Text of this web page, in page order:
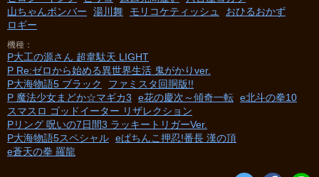
山ちゃんボンバー
湯川舞 モリコケティッシュ
おひるおかず
ロギー
機種
P大工の源さん 超韋駄天 LIGHT
P Re:ゼロから始める異世界生活 鬼がかりver.
P大海物語5 ブラック
ファミスタ回胴版!!
P 魔法少女まどか☆マギカ3
e花の慶次～傾奇一転 e北斗の拳10
スマスロ ゴッドイーター リザレクション
Pリング 呪いの7日間3 ラッキートリガーVer.
P大海物語5スペシャル eぱちんこ押忍!番長 漢の頂
e蒼天の拳 羅龍